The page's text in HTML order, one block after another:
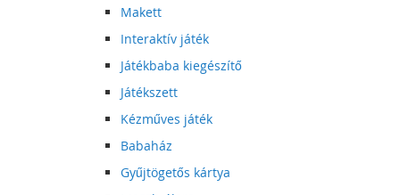
Makett
Interaktív játék
Játékbaba kiegészítő
Játékszett
Kézműves játék
Babaház
Gyűjtögetős kártya